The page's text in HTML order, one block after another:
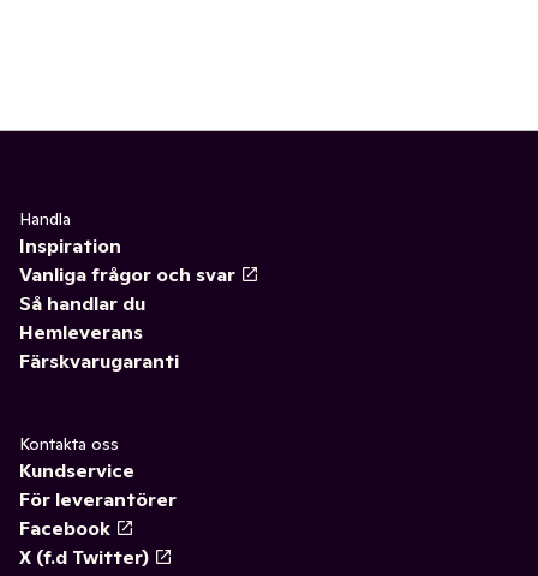
Handla
Inspiration
Vanliga frågor och svar
Så handlar du
Hemleverans
Färskvarugaranti
Kontakta oss
Kundservice
För leverantörer
Facebook
X (f.d Twitter)